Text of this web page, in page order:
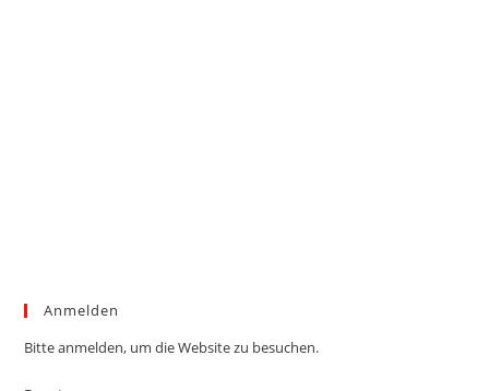
Anmelden
Bitte anmelden, um die Website zu besuchen.